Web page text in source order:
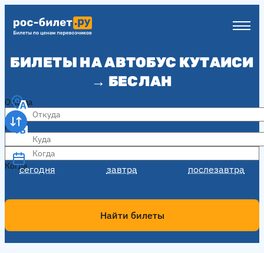
БИЛЕТЫ НА АВТОБУС КУТАИСИ
→ БЕСЛАН
Откуда
Куда
Когда
сегодня завтра послезавтра
Когда
Найти билеты